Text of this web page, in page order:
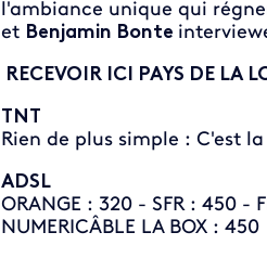
l'ambiance unique qui
et Benjamin Bonte
RECEVOIR ICI PAYS DE LA
TNT
Rien de plus simple : C'est la
ADSL
ORANGE : 320 - SFR : 450 -
NUMERICÂBLE LA BOX : 450